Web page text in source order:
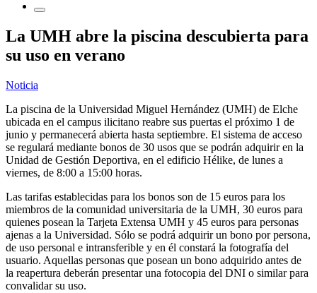
La UMH abre la piscina descubierta para
su uso en verano
Noticia
La piscina de la Universidad Miguel Hernández (UMH) de Elche
ubicada en el campus ilicitano reabre sus puertas el próximo 1 de
junio y permanecerá abierta hasta septiembre. El sistema de acceso
se regulará mediante bonos de 30 usos que se podrán adquirir en la
Unidad de Gestión Deportiva, en el edificio Hélike, de lunes a
viernes, de 8:00 a 15:00 horas.
Las tarifas establecidas para los bonos son de 15 euros para los
miembros de la comunidad universitaria de la UMH, 30 euros para
quienes posean la Tarjeta Extensa UMH y 45 euros para personas
ajenas a la Universidad. Sólo se podrá adquirir un bono por persona,
de uso personal e intransferible y en él constará la fotografía del
usuario. Aquellas personas que posean un bono adquirido antes de
la reapertura deberán presentar una fotocopia del DNI o similar para
convalidar su uso.